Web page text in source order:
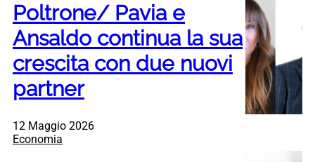
Poltrone/ Pavia e
Ansaldo continua la sua
crescita con due nuovi
partner
12 Maggio 2026
Economia